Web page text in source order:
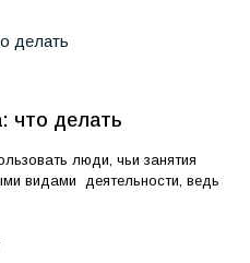
что делать
люди, чьи занятия
видами деятельности, ведь